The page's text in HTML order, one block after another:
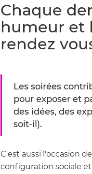
Chaque
humeur et
rendez
Les soirées
pour exposer et
des idées, des
soit-il).
C'est aussi l'occasion
configuration sociale